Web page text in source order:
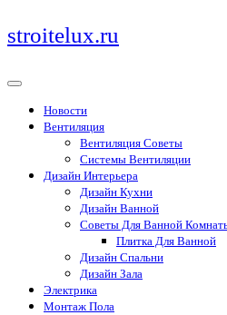
Перейти
к
stroitelux.ru
Новости
Вентиляция
Вентиляция Советы
Системы Вентиляции
Дизайн Интерьера
Дизайн Кухни
Дизайн Ванной
Советы Для Ванной
Плитка Для Ванной
Дизайн Спальни
Дизайн Зала
Электрика
Монтаж Пола